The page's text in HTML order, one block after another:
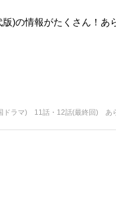
)の情報がたくさん！あ
ラマ) 11話・12話(最終回) あ